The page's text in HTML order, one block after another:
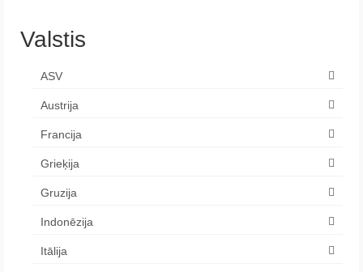
Valstis
ASV
Austrija
Francija
Grieķija
Gruzija
Indonēzija
Itālija